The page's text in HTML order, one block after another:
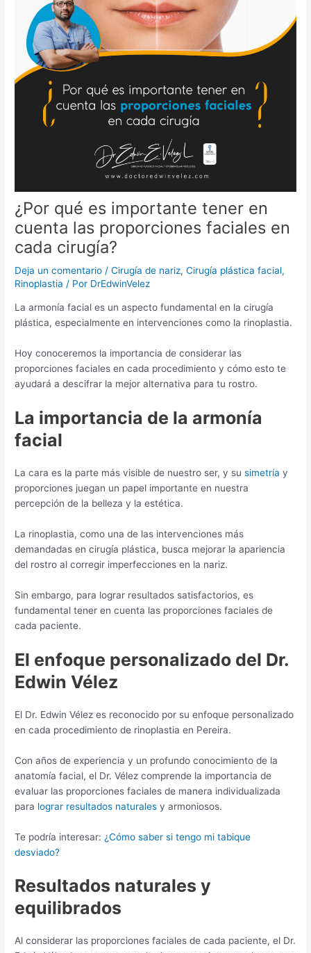
¿Por qué es importante tener en
cuenta las proporciones faciales en
cada cirugía?
Deja un comentario /Cirugía de nariz,Cirugía plástica facial,
Rinoplastia / Por DrEdwinVelez
La armonía facial es un aspecto fundamental en la cirugía
plástica, especialmente en intervenciones como la rinoplastia.
Hoy conoceremos la importancia de considerar las
proporciones faciales en cada procedimiento y cómo esto te
ayudará a descifrar la mejor alternativa para tu rostro.
La importancia de la armonía
facial
La cara es la parte más visible de nuestro ser, y susimetríay
proporciones juegan un papel importante en nuestra
percepción de la belleza y la estética.
La rinoplastia, como una de las intervenciones más
demandadas en cirugía plástica, busca mejorar la apariencia
del rostro al corregir imperfecciones en la nariz.
Sin embargo, para lograr resultados satisfactorios, es
fundamental tener en cuenta las proporciones faciales de
cada paciente.
El enfoque personalizado del Dr.
Edwin Vélez
El Dr. Edwin Vélez es reconocido por su enfoque personalizado
en cada procedimiento de rinoplastia en Pereira.
Con años de experiencia y un profundo conocimiento de la
anatomía facial, el Dr. Vélez comprende la importancia de
evaluar las proporciones faciales de manera individualizada
para lograr resultados naturales y armoniosos.
Te podría interesar: ¿Cómo saber si tengo mi tabique
desviado?
Resultados naturales y
equilibrados
Al considerar las proporciones faciales de cada paciente, el Dr.